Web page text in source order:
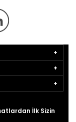
İlk Sizin